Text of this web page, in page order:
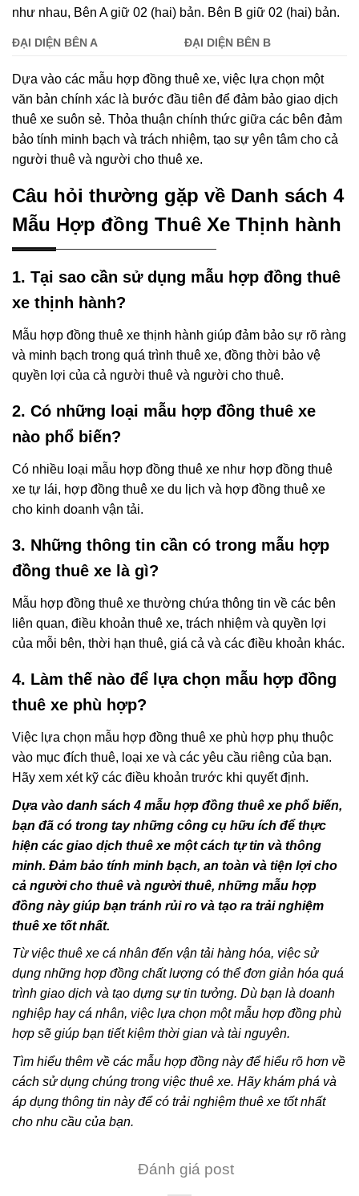
như nhau, Bên A giữ 02 (hai) bản. Bên B giữ 02 (hai) bản.
ĐẠI DIỆN BÊN A ĐẠI DIỆN BÊN B
Dựa vào các mẫu hợp đồng thuê xe, việc lựa chọn một
văn bản chính xác là bước đầu tiên để đảm bảo giao dịch
thuê xe suôn sẻ. Thỏa thuận chính thức giữa các bên đảm
bảo tính minh bạch và trách nhiệm, tạo sự yên tâm cho cả
người thuê và người cho thuê xe.
Câu hỏi thường gặp về Danh sách 4
Mẫu Hợp đồng Thuê Xe Thịnh hành
1. Tại sao cần sử dụng mẫu hợp đồng thuê
xe thịnh hành?
Mẫu hợp đồng thuê xe thịnh hành giúp đảm bảo sự rõ ràng
và minh bạch trong quá trình thuê xe, đồng thời bảo vệ
quyền lợi của cả người thuê và người cho thuê.
2. Có những loại mẫu hợp đồng thuê xe
nào phổ biến?
Có nhiều loại mẫu hợp đồng thuê xe như hợp đồng thuê
xe tự lái, hợp đồng thuê xe du lịch và hợp đồng thuê xe
cho kinh doanh vận tải.
3. Những thông tin cần có trong mẫu hợp
đồng thuê xe là gì?
Mẫu hợp đồng thuê xe thường chứa thông tin về các bên
liên quan, điều khoản thuê xe, trách nhiệm và quyền lợi
của mỗi bên, thời hạn thuê, giá cả và các điều khoản khác.
4. Làm thế nào để lựa chọn mẫu hợp đồng
thuê xe phù hợp?
Việc lựa chọn mẫu hợp đồng thuê xe phù hợp phụ thuộc
vào mục đích thuê, loại xe và các yêu cầu riêng của bạn.
Hãy xem xét kỹ các điều khoản trước khi quyết định.
Dựa vào danh sách 4 mẫu hợp đồng thuê xe phổ biến,
bạn đã có trong tay những công cụ hữu ích để thực
hiện các giao dịch thuê xe một cách tự tin và thông
minh. Đảm bảo tính minh bạch, an toàn và tiện lợi cho
cả người cho thuê và người thuê, những mẫu hợp
đồng này giúp bạn tránh rủi ro và tạo ra trải nghiệm
thuê xe tốt nhất.
Từ việc thuê xe cá nhân đến vận tải hàng hóa, việc sử
dụng những hợp đồng chất lượng có thể đơn giản hóa quá
trình giao dịch và tạo dựng sự tin tưởng. Dù bạn là doanh
nghiệp hay cá nhân, việc lựa chọn một mẫu hợp đồng phù
hợp sẽ giúp bạn tiết kiệm thời gian và tài nguyên.
Tìm hiểu thêm về các mẫu hợp đồng này để hiểu rõ hơn về
cách sử dụng chúng trong việc thuê xe. Hãy khám phá và
áp dụng thông tin này để có trải nghiệm thuê xe tốt nhất
cho nhu cầu của bạn.
Đánh giá post